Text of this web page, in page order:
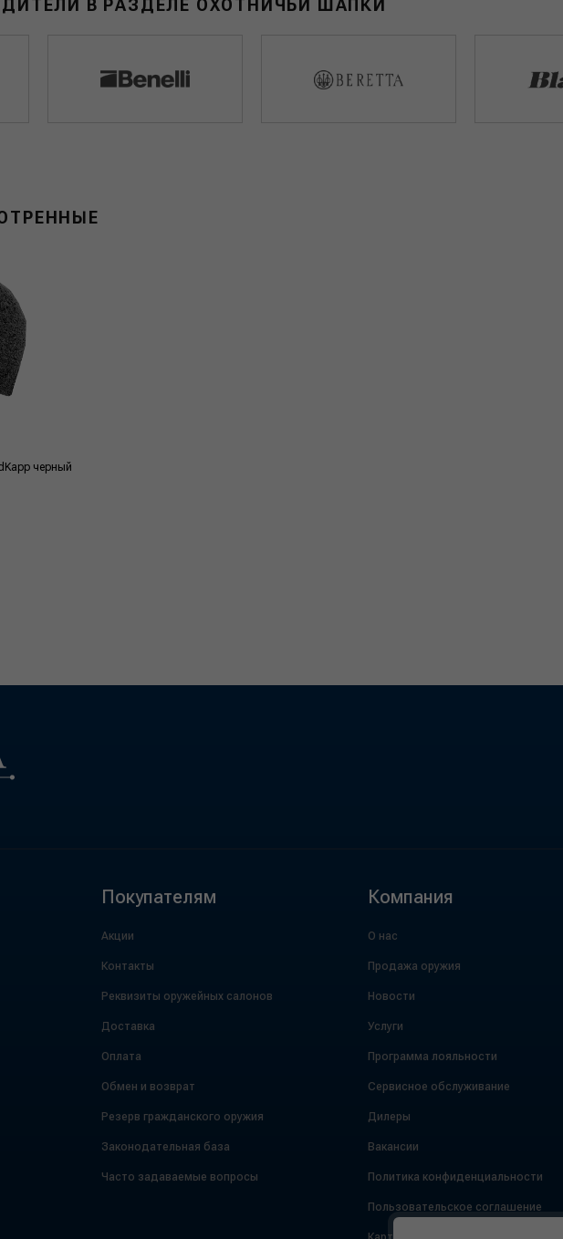
В РАЗДЕЛЕ ОХОТНИЧЬИ ШАПКИ
черный
Покупателям
Акции
Контакты
Реквизиты оружейных салонов
Доставка
Оплата
Обмен и возврат
Резерв гражданского оружия
Законодательная база
Часто задаваемые вопросы
Компания
О нас
Продажа оружия
Новости
Услуги
Программа лояльности
Сервисное обслуживание
Дилеры
Вакансии
Политика конфиденциальности
Пользовательское соглашение